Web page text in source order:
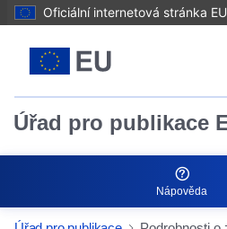
Oficiální internetová stránka EU
Úřad pro publikace
Nápověda